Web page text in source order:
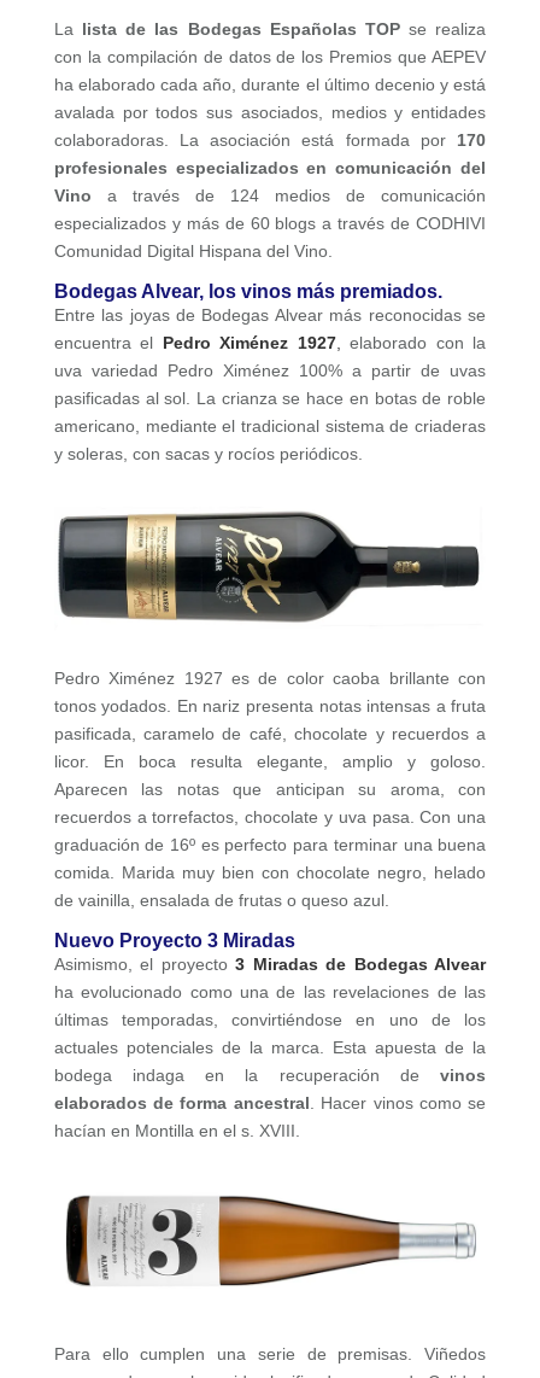
La lista de las Bodegas Españolas TOPse realiza
con la compilación de datos de los Premios que AEPEV
ha elaborado cada año, durante el último decenio y está
avalada por todos sus asociados, medios y entidades
colaboradoras. La asociación está formada por 170
profesionales especializados en comunicación del
Vino a través de 124 medios de comunicación
especializados y más de 60 blogs a través de CODHIVI
Comunidad Digital Hispana del Vino.
Bodegas Alvear, los vinos más premiados.
Entre las joyas de Bodegas Alvear más reconocidas se
encuentra el Pedro Ximénez 1927, elaborado con la
uva variedad Pedro Ximénez 100% a partir de uvas
pasificadas al sol. La crianza se hace en botas de roble
americano, mediante el tradicional sistema de criaderas
y soleras, con sacas y rocíos periódicos.
Pedro Ximénez 1927 es de color caoba brillante con
tonos yodados. En nariz presenta notas intensas a fruta
pasificada, caramelo de café, chocolate y recuerdos a
licor. En boca resulta elegante, amplio y goloso.
Aparecen las notas que anticipan su aroma, con
recuerdos a torrefactos, chocolate y uva pasa. Con una
graduación de 16º es perfecto para terminar una buena
comida. Marida muy bien con chocolate negro, helado
de vainilla, ensalada de frutas o queso azul.
Nuevo Proyecto 3 Miradas
Asimismo, el proyecto3 Miradas de Bodegas Alvear
ha evolucionado como una de las revelaciones de las
últimas temporadas, convirtiéndose en uno de los
actuales potenciales de la marca. Esta apuesta de la
bodega indaga en la recuperación devinos
elaborados de forma ancestral . Hacer vinos como se
hacían en Montilla en el s. XVIII.
Para ello cumplen una serie de premisas. Viñedos